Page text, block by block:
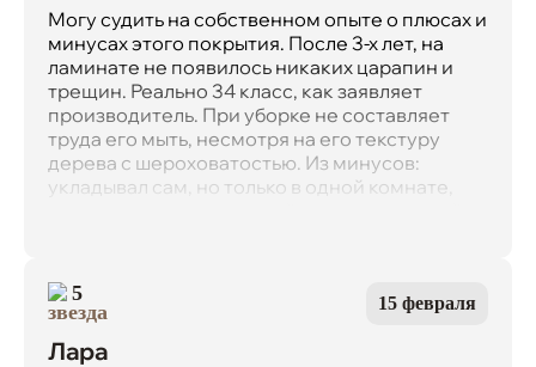
Могу судить на собственном опыте о плюсах и
минусах этого покрытия. После 3-х лет, на
ламинате не появилось никаких царапин и
трещин. Реально 34 класс, как заявляет
производитель. При уборке не составляет
труда его мыть, несмотря на его текстуру
дерева с шероховатостью. Из минусов:
укладывал сам, но только в одной комнате,
постелил. Сейчас приобрел тоже Ламивуд,
привезли быстро, постелил за выходные сам,
замки реально хорошие, собирать одно
удовольствие. Я пока доволен, рекомендую
5
Лара
15 февраля